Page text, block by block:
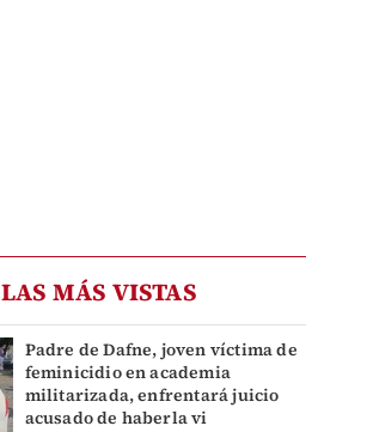
LAS MÁS VISTAS
Padre de Dafne, joven víctima de
feminicidio en academia
militarizada, enfrentará juicio
acusado de haberla vi